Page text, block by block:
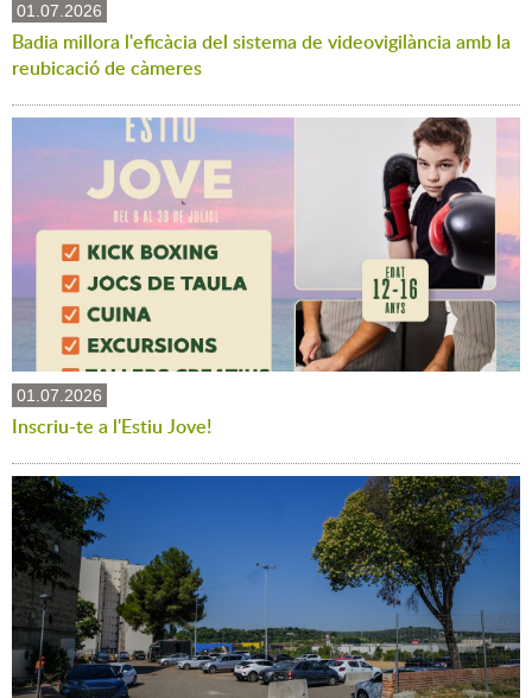
01.07.2026
Badia millora l'eficàcia del sistema de videovigilància amb la
reubicació de càmeres
01.07.2026
Inscriu-te a l'Estiu Jove!